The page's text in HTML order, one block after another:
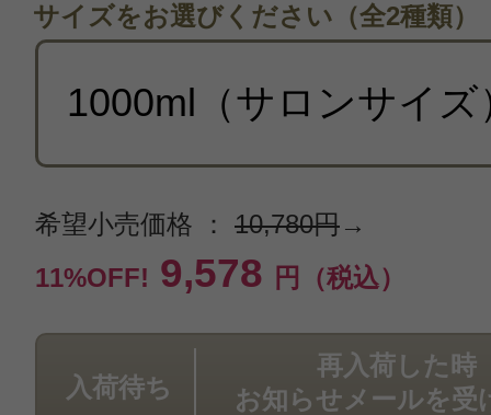
サイズをお選びください（全2種類）
希望小売価格 ： 10,780円→
11%OFF! 9,578 円（税込）
入荷待ち
再入荷した時
お知らせメールを受